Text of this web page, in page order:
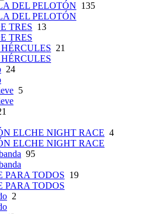
DEL PELOTÓN 135
DEL PELOTÓN
TRES 13
TRES
21
24
5
ELCHE NIGHT RACE 4
ELCHE NIGHT RACE
95
PARA TODOS 19
PARA TODOS
2